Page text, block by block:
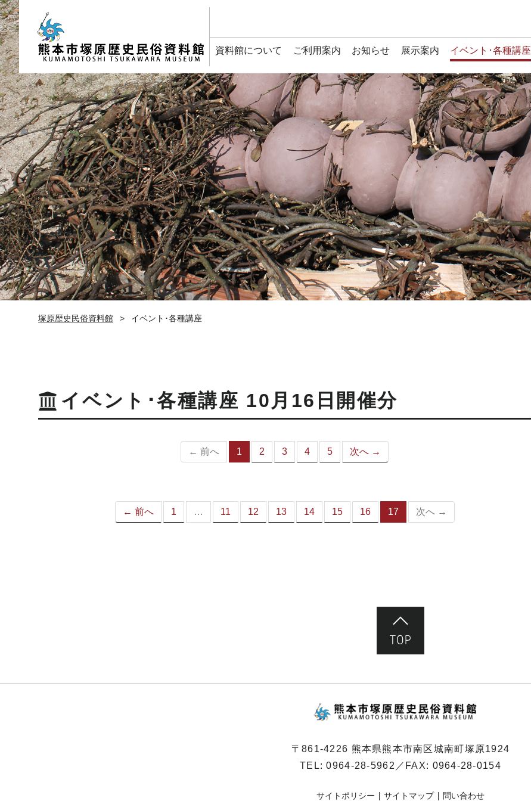
資料館について ご利用案内 お知らせ 展示案内 イベント･各種講座
塚原歴史民俗資料館 イベント･各種講座
イベント･各種講座 10月16日開催分
← 前へ 1
（こ
ジ）
2 3 4 5 次へ →
← 前へ 1 … 11 12 13 14 15 16 17
（こ次へ →
〒861-4226 熊本県熊本市南区城南町塚原1924
TEL:0964-28-5962 ／FAX: 0964-28-0154
サイトポリシー サイトマップ 問い合わせ